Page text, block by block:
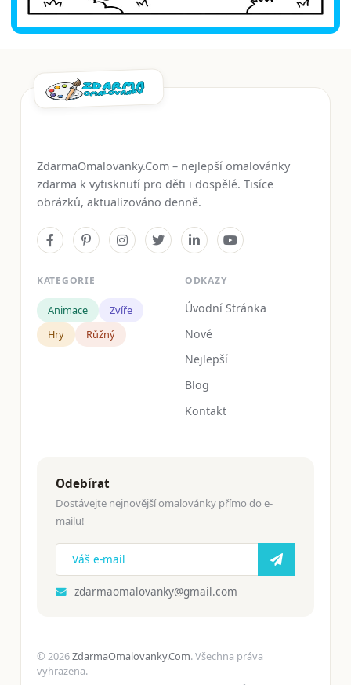
ZdarmaOmalovanky.Com – nejlepší omalovánky
zdarma k vytisknutí pro děti i dospělé. Tisíce
obrázků, aktualizováno denně.
KATEGORIE
Animace
Zvíře
Hry
Růžný
ODKAZY
Úvodní Stránka
Nové
Nejlepší
Blog
Kontakt
Odebírat
Dostávejte nejnovější omalovánky přímo do e-
mailu!
zdarmaomalovanky@gmail.com
© 2026ZdarmaOmalovanky.Com. Všechna práva
vyhrazena.